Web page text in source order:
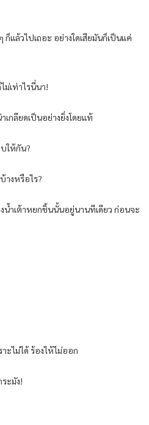
แล้วไปเถอะ อย่างใดเสียมันก็เป็นแค่
เท่าไรนี่นา!
เกลียดเป็นอย่างยิ่งโดยแท้
ให้กัน?
างหรือไร?
น้ำเต้าหยกชิ้นนั้นอยู่นานทีเดียว ก่อนจะ
ะไม่ได้ ร้องไห้ไม่ออก
ะมัง!